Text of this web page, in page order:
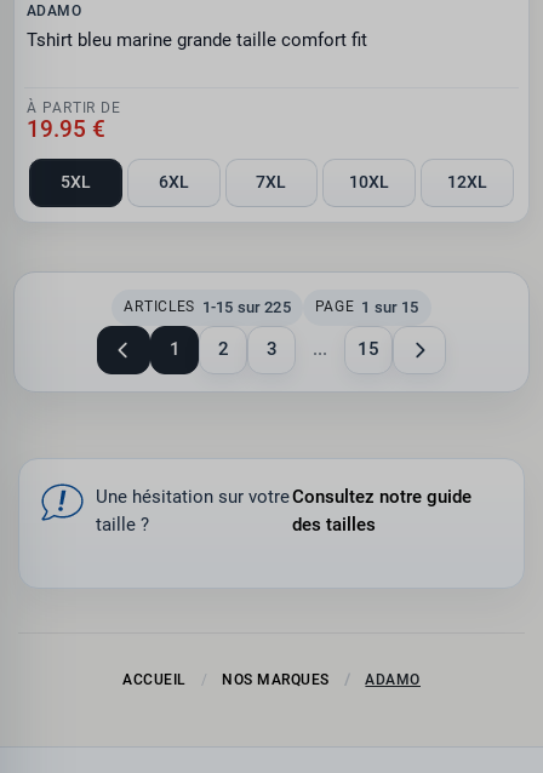
ADAMO
Tshirt bleu marine grande taille comfort fit
À PARTIR DE
19.95 €
5XL 6XL 7XL 10XL 12XL
ARTICLES 1-15 sur 225 PAGE 1 sur 15
1 2 3 ... 15
Une hésitation sur votre
taille ?
Consultez notre guide
des tailles
ACCUEIL NOS MARQUES ADAMO